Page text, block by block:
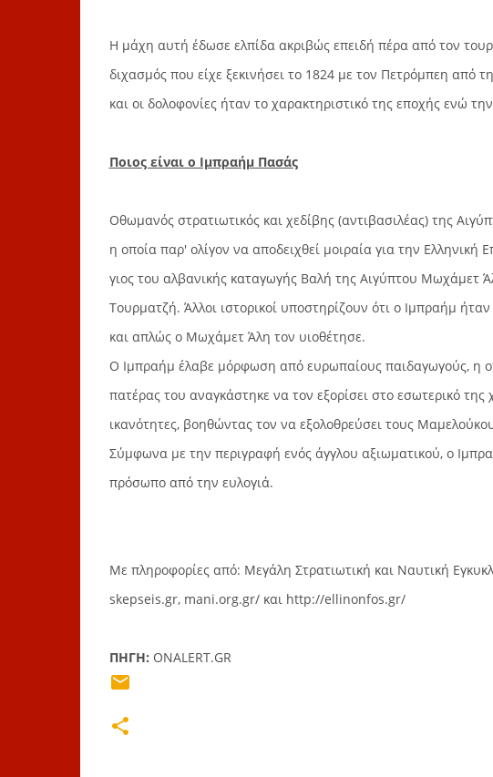
Η μάχη αυτή έδωσε ελπίδα ακριβώς επειδή πέρα από τον
διχασμός που είχε ξεκινήσει το 1824 με τον Πετρόμπεη από
και οι δολοφονίες ήταν το χαρακτηριστικό της εποχής ενώ
Ποιος είναι ο Ιμπραήμ Πασάς
Οθωμανός στρατιωτικός και χεδίβης (αντιβασιλέας) της
η οποία παρ' ολίγον να αποδειχθεί μοιραία για την
γιος του αλβανικής καταγωγής Βαλή της Αιγύπτου Μωχάμετ
Τουρματζή. Άλλοι ιστορικοί υποστηρίζουν ότι ο Ιμπραήμ
και απλώς ο Μωχάμετ Άλη τον υιοθέτησε.
Ο Ιμπραήμ έλαβε μόρφωση από ευρωπαίους παιδαγωγούς, η
πατέρας του αναγκάστηκε να τον εξορίσει στο εσωτερικό της
ικανότητες, βοηθώντας τον να εξολοθρεύσει τους
Σύμφωνα με την περιγραφή ενός άγγλου αξιωματικού, ο
πρόσωπο από την ευλογιά.
Με πληροφορίες από: Μεγάλη Στρατιωτική και Ναυτική
skepseis.gr, mani.org.gr/ και http://ellinonfos.gr/
ΠΗΓΗ: ONALERT.GR